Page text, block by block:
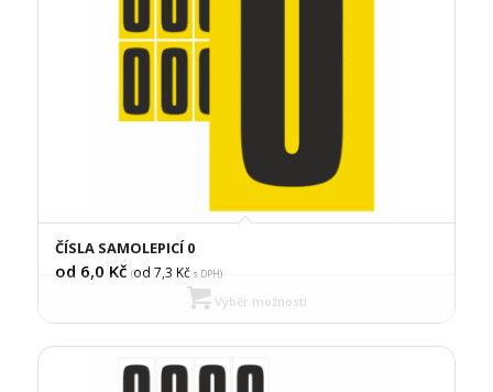
ČÍSLA SAMOLEPICÍ 0
od 6,0 Kč (od 7,3 Kčs DPH)
Výběr možností